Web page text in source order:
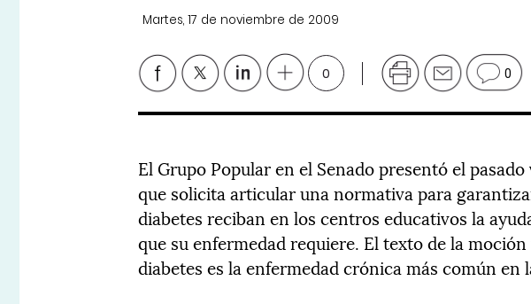
Martes, 17 de noviembre de 2009
0 0
El Grupo Popular en el Senado presentó el
que solicita articular una normativa para
diabetes reciban en los centros educativos la
que su enfermedad requiere. El texto de la
diabetes es la enfermedad crónica más común en